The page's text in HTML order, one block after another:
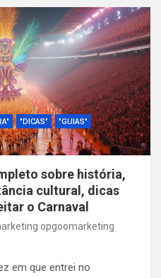
"DICAS"
"GUIAS"
sobre história,
cultural, dicas
o Carnaval
opgoomarketing
em que entrei no